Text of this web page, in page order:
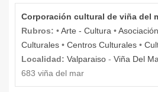
Corporación cultural de viña del
Rubros: •Arte - Cultura •Asociación
Culturales • Centros Culturales •
Localidad: Valparaiso - Viña Del
683 viña del mar